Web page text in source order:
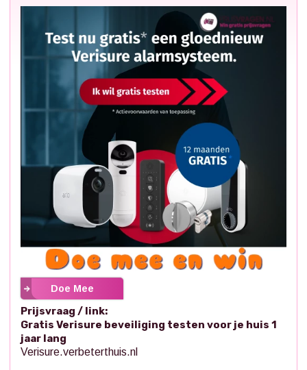
Doe Mee
Prijsvraag / link:
Gratis Verisure beveiliging testen voor je huis 1
jaar lang
Verisure.verbeterthuis.nl